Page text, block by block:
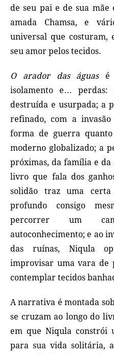
de seu pai e de sua mãe
amada Chamsa, e
universal que costuram,
seu amor pelos tecidos.
O arador das águasé
isolamento e…
destruída e usurpada; a
refinado, com a
forma de guerra
moderno globalizado; a
próximas, da família e da
livro que fala dos
solidão traz uma
profundo consigo
percorrer um
autoconhecimento; e ao
das ruínas, Niqula
improvisar uma vara de
contemplar tecidos
A narrativa é montada
se cruzam ao longo do
em que Niqula constrói
para sua vida solitária,